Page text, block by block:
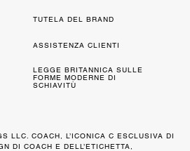
TUTELA DEL BRAND
ASSISTENZA CLIENTI
LEGGE BRITANNICA SULLE
FORME MODERNE DI
SCHIAVITÙ
LLC. COACH, L’ICONICA C ESCLUSIVA DI
DI COACH E DELL’ETICHETTA,